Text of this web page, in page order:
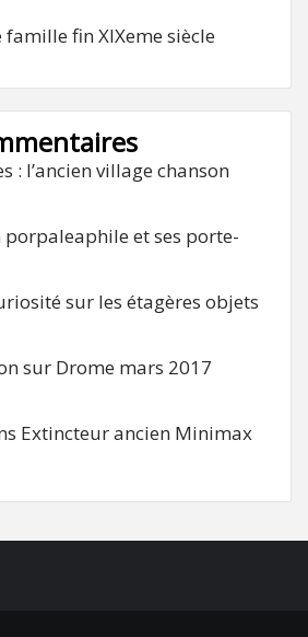
fin XIXeme siècle
: l’ancien village chanson
porpaleaphile et ses porte-
sur les étagères objets
sur Drome mars 2017
Extincteur ancien Minimax